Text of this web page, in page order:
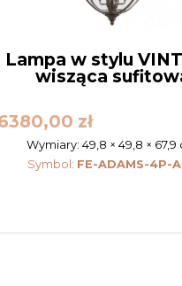
Lampa w stylu
wisząca
zł
Wymiary:49,8 × 49,8 × 67,9
Symbol: FE-ADAMS-4P-